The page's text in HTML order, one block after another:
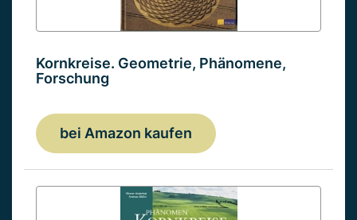
Kornkreise. Geometrie, Phänomene,
Forschung
bei Amazon kaufen